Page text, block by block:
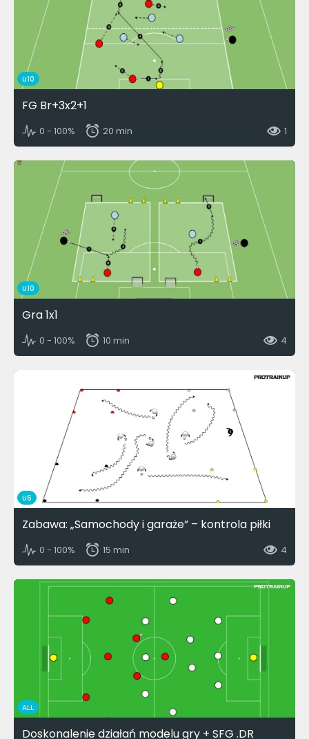
U10
FG Br+3x2+1
0 - 100% 20 min 1
U10
Gra 1x1
0 - 100% 10 min 4
U6
Zabawa: „Samochody i garaże” – kontrola piłki
0 - 100% 15 min 4
ALL
Doskonalenie działań modelu gry + SFG .DR